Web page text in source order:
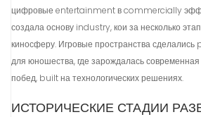
цифровые entertainment в commercially
создала основу industry, кои за несколько
киносферу. Игровые пространства
для юношества, где зарождалась
побед, built на технологических решениях.
ИСТОРИЧЕСКИЕ СТАДИИ